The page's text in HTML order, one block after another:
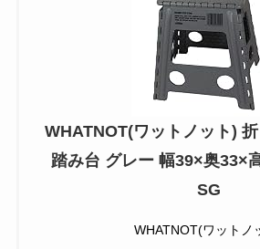
WHATNOT(ワットノット)
踏み台 グレー 幅39×奥33×
SG
WHATNOT(ワットノ